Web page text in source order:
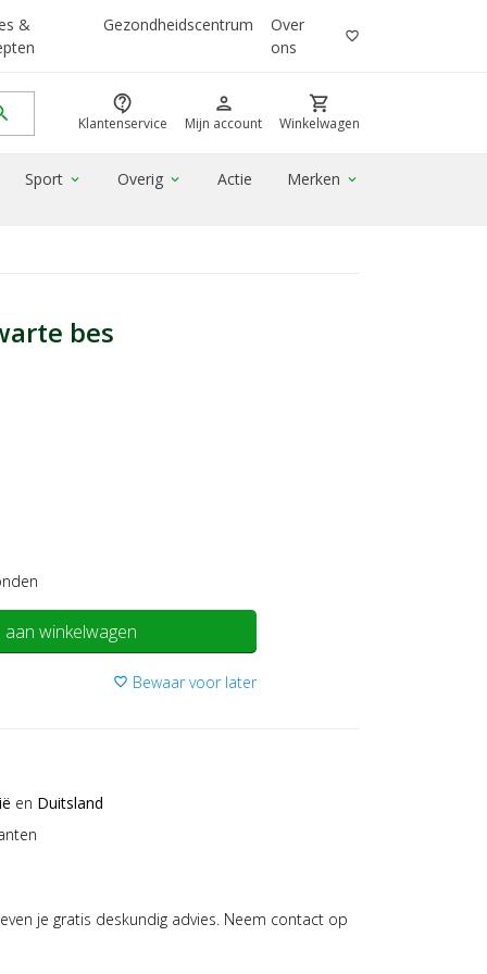
&
Gezondheidscentrum
Over
ons
favorite_border
contact_support
Klantenservice
person
Mijn account
shopping_cart
Winkelwagen
Sport expand_more Overig expand_more Actie Merken expand_more
bes
winkelwagen
favorite_border Bewaar voor later
en Duitsland
je gratis deskundig advies. Neem contact op